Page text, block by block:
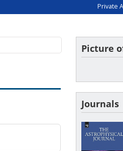
Private
Picture
Journals